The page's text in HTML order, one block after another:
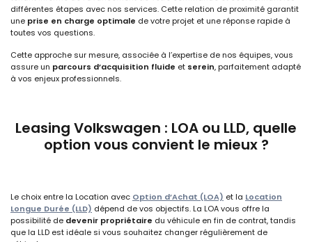
différentes étapes avec nos services. Cette relation de proximité garantit
une prise en charge optimale de votre projet et une réponse rapide à
toutes vos questions.
Cette approche sur mesure, associée à l’expertise de nos équipes, vous
assure un parcours d’acquisition fluide et serein, parfaitement adapté
à vos enjeux professionnels.
Leasing Volkswagen : LOA ou LLD, quelle
option vous convient le mieux ?
Le choix entre la Location avec Option d’Achat (LOA) et la Location
Longue Durée (LLD) dépend de vos objectifs. La LOA vous offre la
possibilité de devenir propriétaire du véhicule en fin de contrat, tandis
que la LLD est idéale si vous souhaitez changer régulièrement de